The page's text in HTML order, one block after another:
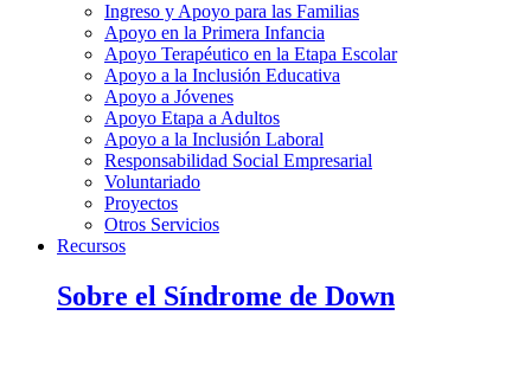
Ingreso y Apoyo para las Familias
Apoyo en la Primera Infancia
Apoyo Terapéutico en la Etapa Escolar
Apoyo a la Inclusión Educativa
Apoyo a Jóvenes
Apoyo Etapa a Adultos
Apoyo a la Inclusión Laboral
Responsabilidad Social Empresarial
Voluntariado
Proyectos
Otros Servicios
Recursos
Sobre el Síndrome de Down